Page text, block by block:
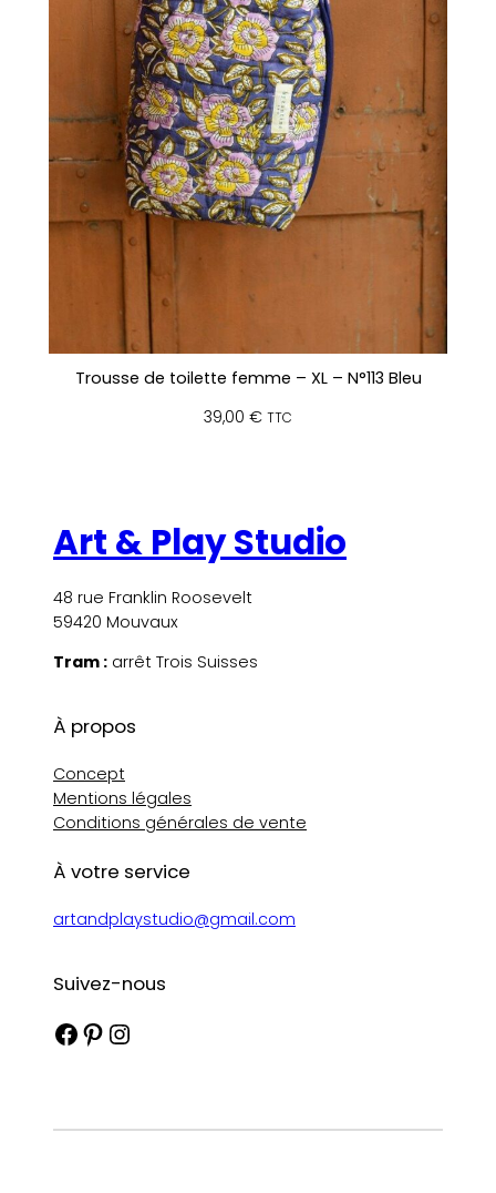
Trousse de toilette femme – XL – N°113 Bleu
39,00 € TTC
Art & Play Studio
48 rue Franklin Roosevelt
59420 Mouvaux
Tram : arrêt Trois Suisses
À propos
Concept
Mentions légales
Conditions générales de vente
À votre service
artandplaystudio@gmail.com
Suivez-nous
Facebook Pinterest Instagram